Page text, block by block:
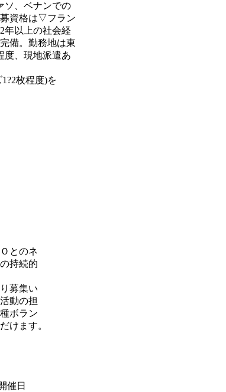
、ベナンでの
資格は▽フラン
以上の社会経
備。勤務地は東
度、現地派遣あ
枚程度)を
とのネ
持続的
募集い
動の担
ボラン
けます。
催日